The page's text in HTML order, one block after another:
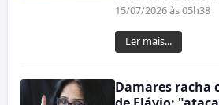
15/07/2026 às 05h38
Ler mais...
Damares racha